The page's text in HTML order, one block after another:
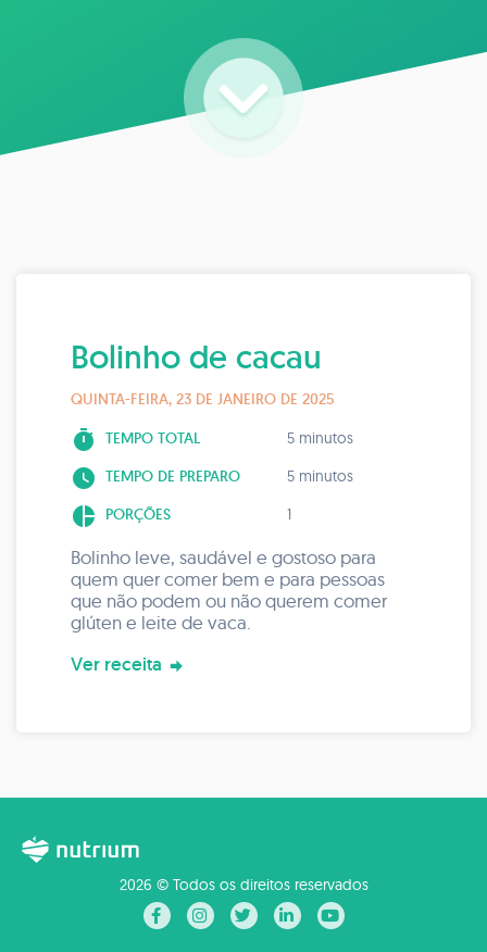
Bolinho de cacau
QUINTA-FEIRA, 23 DE JANEIRO DE 2025
timer TEMPO TOTAL 5 minutos
watch_later TEMPO DE PREPARO 5 minutos
pie_chart PORÇÕES 1
Bolinho leve, saudável e gostoso para
quem quer comer bem e para pessoas
que não podem ou não querem comer
glúten e leite de vaca.
Ver receita
2026 © Todos os direitos reservados